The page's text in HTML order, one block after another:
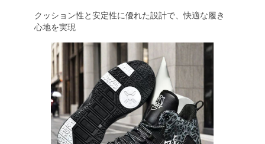
クッション性と安定性に優れた設計で、快適な履き
心地を実現